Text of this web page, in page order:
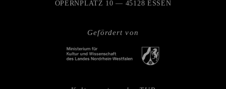
Gefördert von
OPERNPLATZ 10 — 45128 ESSEN